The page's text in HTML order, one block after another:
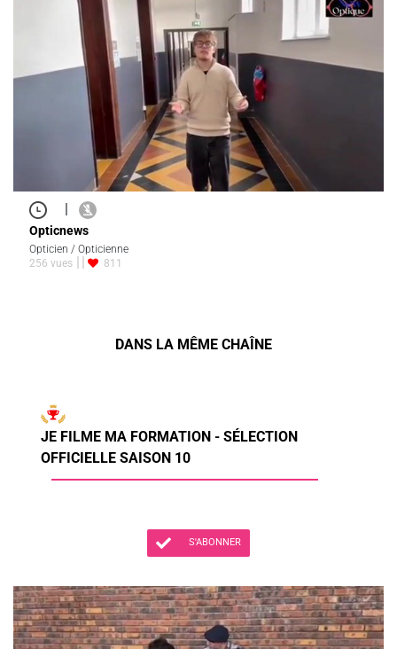
|
Opticnews
Opticien / Opticienne
256 vues
811
DANS LA MÊME CHAÎNE
JE FILME MA FORMATION - SÉLECTION
OFFICIELLE SAISON 10
S'ABONNER